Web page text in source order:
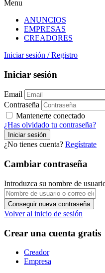
Menu
ANUNCIOS
EMPRESAS
CREADORES
Iniciar sesión / Registro
Iniciar sesión
Email
Contraseña
Mantenerte conectado
¿Has olvidado tu contraseña?
¿No tienes cuenta? Regístrate
Cambiar contraseña
Introduzca su nombre de
Volver al inicio de sesión
Crear una cuenta gratis
Creador
Empresa